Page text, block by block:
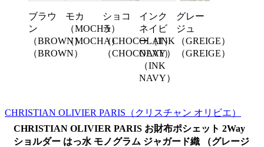
ブラウ
ン
（BROWN）
（BROWN）
モカ
（MOCHA）
（MOCHA）
ショコ
ラ
（CHOCOLAT）
（CHOCOLAT）
インク
ネイビ
ー（INK
NAVY）
（INK
NAVY）
グレー
ジュ
（GREIGE）
（GREIGE）
CHRISTIAN OLIVIER PARIS （クリスチャン オリビエ）
CHRISTIAN OLIVIER PARIS お財布ポシェット 2Way
ショルダー はっ水 モノグラム ジャガード織 （グレージ